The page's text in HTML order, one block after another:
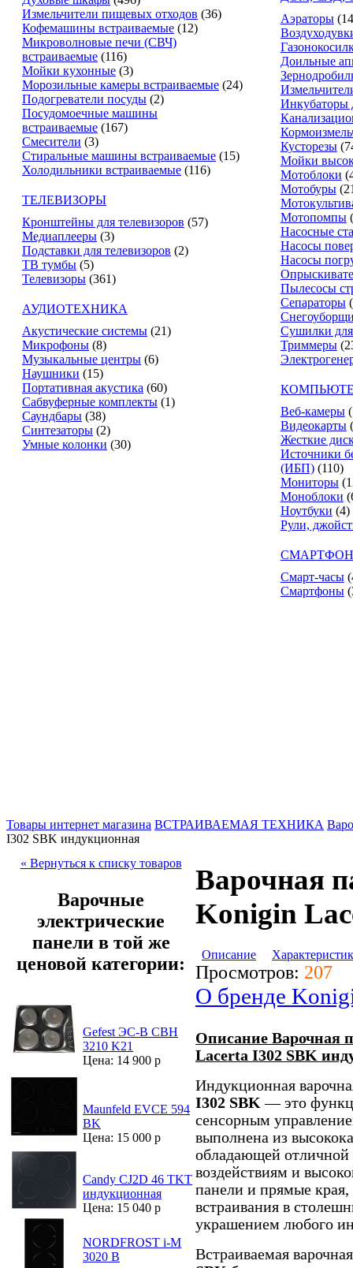
Измельчители пищевых отходов (36)
Кофемашины встраиваемые (12)
Микроволновые печи (СВЧ)
встраиваемые (116)
Мойки кухонные (3)
Морозильные камеры встраиваемые (24)
Подогреватели посуды (2)
Посудомоечные машины
встраиваемые (167)
Смесители (3)
Стиральные машины встраиваемые (15)
Холодильники встраиваемые (116)
ТЕЛЕВИЗОРЫ
Кронштейны для телевизоров (57)
Медиаплееры (3)
Подставки для телевизоров (2)
ТВ тумбы (5)
Телевизоры (361)
АУДИОТЕХНИКА
Акустические системы (21)
Микрофоны (8)
Музыкальные центры (6)
Наушники (15)
Портативная акустика (60)
Сабвуферные комплекты (1)
Саундбары (38)
Синтезаторы (2)
Умные колонки (30)
Аэраторы
Доильные
Инкубаторы
Кусторезы
Мойки
Мотоблоки
Мотобуры
Мотопомпы
Насосные
Насосы
Насосы
Пылесосы
Сепараторы
Сушилки
Триммеры
Веб-камеры
Видеокарты
Жесткие
Источники
(ИБП) (110)
Мониторы
Моноблоки
Ноутбуки (4)
Рули,
Смарт-часы
Смартфоны
Товары интернет магазина ВСТРАИВАЕМАЯ ТЕХНИКА
I302 SBK индукционная
« Вернуться к списку товаров
Варочные
электрические
панели в той же
ценовой категории:
Gefest ЭС-В СВН
3210 K21
Цена: 14 900 р
Maunfeld EVCE 594
BK
Цена: 15 000 р
Candy CJ2D 46 TKT
индукционная
Цена: 15 040 р
NORDFROST i-M
3020 B
Варочная
Konigin
Описание
Просмотров: 207
О бренде
Описание Варочная
Lacerta I302 SBK
Индукционная
I302 SBK — это
сенсорным
выполнена из
обладающей отличной
воздействиям и
панели и прямые
встраивания в
украшением любого
Встраиваемая